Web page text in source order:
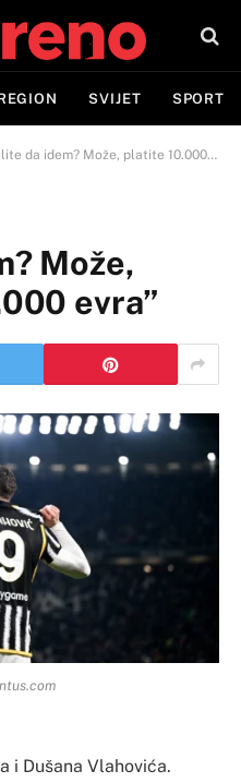
SVIJET SPORT
da idem? Može, platite 10.000.000 evra”
Može,
evra”
i Dušana Vlahovića.